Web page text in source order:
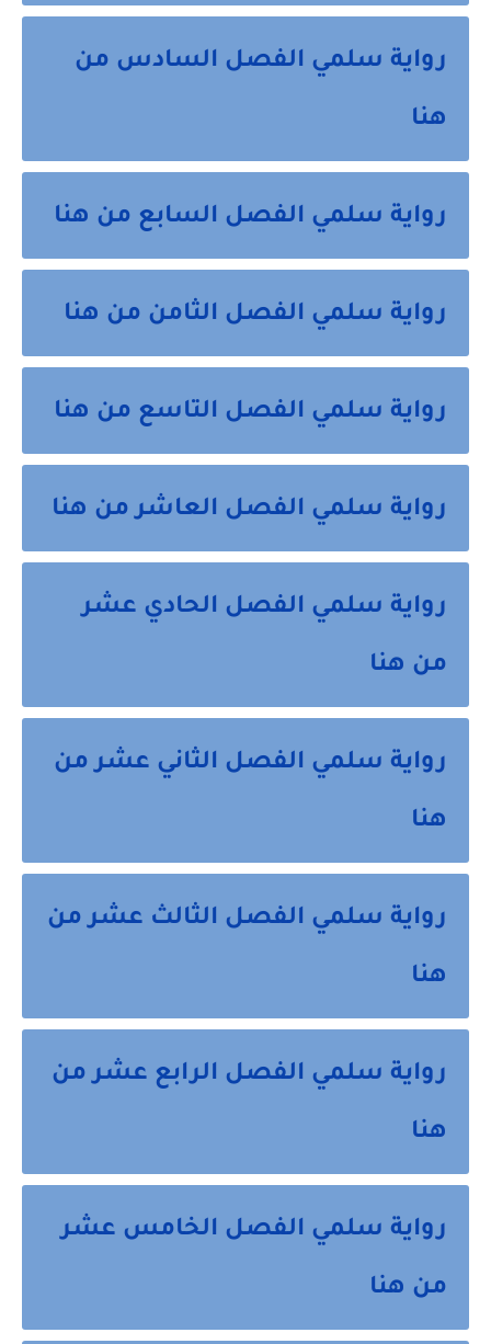
رواية سلمي الفصل السادس من
هنا
رواية سلمي الفصل السابع من هنا
رواية سلمي الفصل الثامن من هنا
رواية سلمي الفصل التاسع من هنا
رواية سلمي الفصل العاشر من هنا
رواية سلمي الفصل الحادي عشر
من هنا
رواية سلمي الفصل الثاني عشر من
هنا
رواية سلمي الفصل الثالث عشر من
هنا
رواية سلمي الفصل الرابع عشر من
هنا
رواية سلمي الفصل الخامس عشر
من هنا